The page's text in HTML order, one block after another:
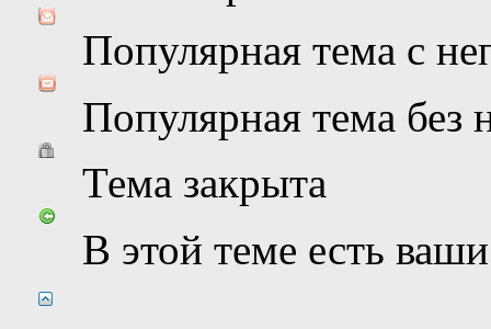
Популярная тема с
Популярная тема
Тема закрыта
В этой теме есть